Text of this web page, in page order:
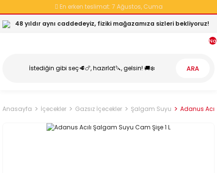
En erken teslimat: 7 Ağustos, Cuma
48 yıldır aynı caddedeyiz, fiziki mağazamıza sizleri bekliyoruz!
ARA
Anasayfa İçecekler Gazsız İçecekler Şalgam Suyu Adanus